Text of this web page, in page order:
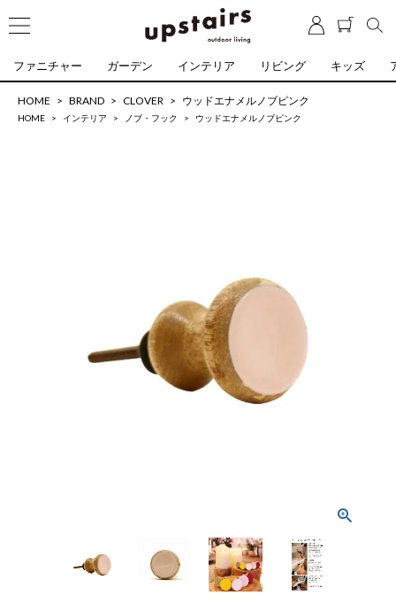
ファニチャー ガーデン インテリア リビング キッズ
HOME BRAND CLOVER ウッドエナメルノブピンク
HOME インテリア ノブ・フック ウッドエナメルノブピンク